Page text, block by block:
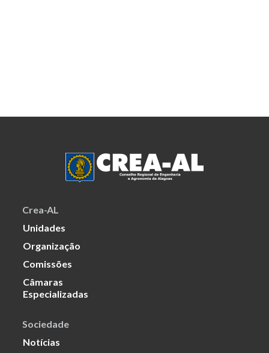
Crea-AL
Unidades
Organização
Comissões
Câmaras
Especializadas
Sociedade
Notícias